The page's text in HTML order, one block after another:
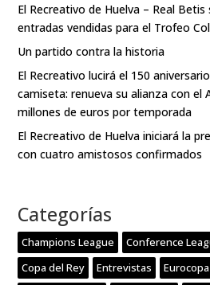
El Recreativo de Huelva – Real Betis
entradas vendidas para el Trofeo
Un partido contra la historia
El Recreativo lucirá el 150
camiseta: renueva su alianza con el
millones de euros por temporada
El Recreativo de Huelva iniciará la
con cuatro amistosos confirmados
Categorías
Champions League Conference
Copa del Rey
Entrevistas Eurocopa